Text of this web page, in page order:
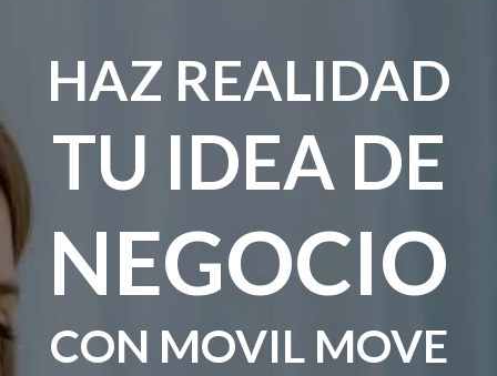
HAZ REALIDAD
TU IDEA DE
NEGOCIO
CON MOVIL MOVE